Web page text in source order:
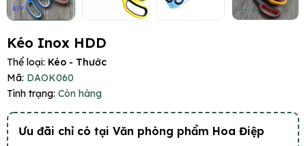
Kéo Inox HDD
Thể loại: Kéo - Thước
Mã: DAOK060
Tình trạng: Còn hàng
Ưu đãi chỉ có tại Văn phòng phẩm Hoa Điệp